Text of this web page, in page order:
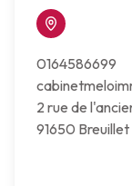
0164586699
2 rue de
91650 Breuillet